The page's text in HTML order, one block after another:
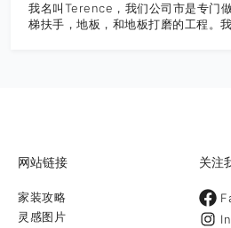
我名叫Terence，我们公司市是专门
梯扶手，地板，和地板打磨的工程。
网站链接
家装攻略
灵感图片
关注